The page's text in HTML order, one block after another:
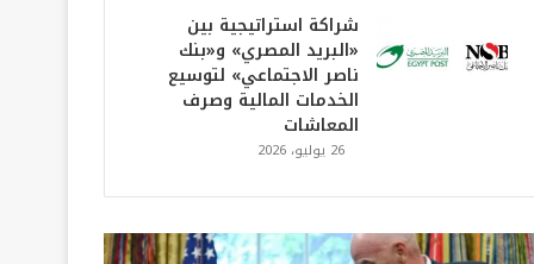
شراكة استراتيجية بين
«البريد المصري» و«بنك
ناصر الاجتماعي» لتوسيع
الخدمات المالية وصرف
المعاشات
26 يوليو، 2026